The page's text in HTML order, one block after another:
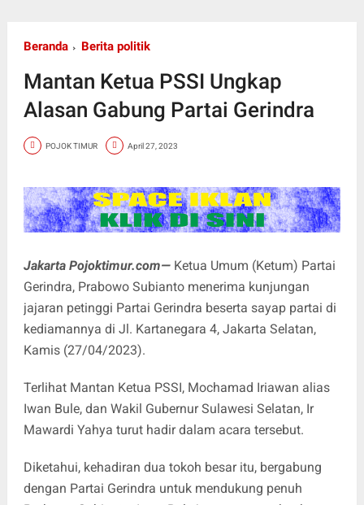
Beranda Berita politik
Mantan Ketua PSSI Ungkap
Alasan Gabung Partai Gerindra
POJOK TIMUR April 27, 2023
Jakarta Pojoktimur.com—Ketua Umum (Ketum) Partai
Gerindra, Prabowo Subianto menerima kunjungan
jajaran petinggi Partai Gerindra beserta sayap partai di
kediamannya di Jl. Kartanegara 4, Jakarta Selatan,
Kamis (27/04/2023).
Terlihat Mantan Ketua PSSI, Mochamad Iriawan alias
Iwan Bule, dan Wakil Gubernur Sulawesi Selatan, Ir
Mawardi Yahya turut hadir dalam acara tersebut.
Diketahui, kehadiran dua tokoh besar itu, bergabung
dengan Partai Gerindra untuk mendukung penuh